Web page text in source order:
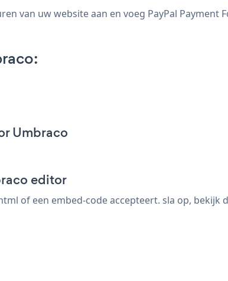
van uw website aan en voeg PayPal Payment
Umbraco
editor
of een embed-code accepteert. sla op, bekijk